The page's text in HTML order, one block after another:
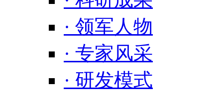
· 领军人物
· 专家风采
· 研发模式